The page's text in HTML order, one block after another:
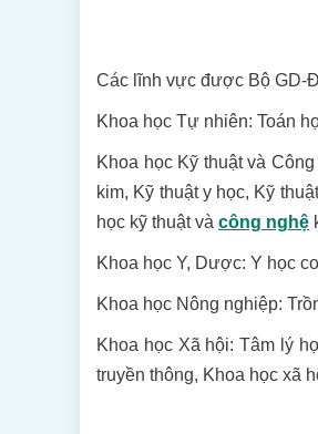
Các lĩnh vực được Bộ GD-
Khoa học Tự nhiên: Toán
Khoa học Kỹ thuật và
kim, Kỹ thuật y học, Kỹ
học kỹ thuật và công nghệ
Khoa học Y, Dược: Y học
Khoa học Nông nghiệp:
Khoa học Xã hội: Tâm lý
truyền thông, Khoa học xã